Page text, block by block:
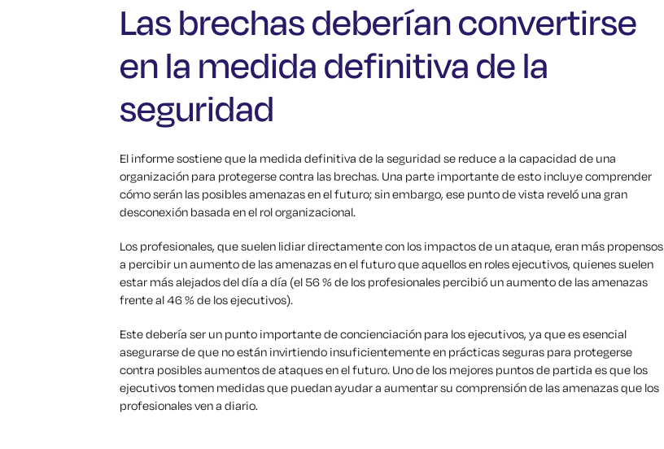
Las brechas deberían convertirse
en la medida definitiva de la
seguridad
El informe sostiene que la medida definitiva de la seguridad se reduce a la capacidad de una
organización para protegerse contra las brechas. Una parte importante de esto incluye comprender
cómo serán las posibles amenazas en el futuro; sin embargo, ese punto de vista reveló una gran
desconexión basada en el rol organizacional.
Los profesionales, que suelen lidiar directamente con los impactos de un ataque, eran más propensos
a percibir un aumento de las amenazas en el futuro que aquellos en roles ejecutivos, quienes suelen
estar más alejados del día a día (el 56 % de los profesionales percibió un aumento de las amenazas
frente al 46 % de los ejecutivos).
Este debería ser un punto importante de concienciación para los ejecutivos, ya que es esencial
asegurarse de que no están invirtiendo insuficientemente en prácticas seguras para protegerse
contra posibles aumentos de ataques en el futuro. Uno de los mejores puntos de partida es que los
ejecutivos tomen medidas que puedan ayudar a aumentar su comprensión de las amenazas que los
profesionales ven a diario.